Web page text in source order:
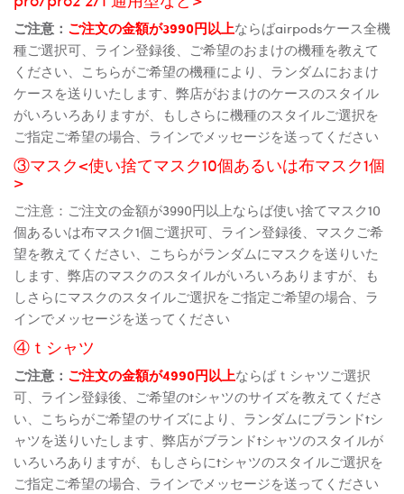
ご注意： ご注文の金額が3990円以上ならばairpodsケース全機
種ご選択可、ライン登録後、ご希望のおまけの機種を教えて
ください、こちらがご希望の機種により、ランダムにおまけ
ケースを送りいたします、弊店がおまけのケースのスタイル
がいろいろありますが、もしさらに機種のスタイルご選択を
ご指定ご希望の場合、ラインでメッセージを送ってください
③マスク<使い捨てマスク10個あるいは布マスク1個
>
ご注意：ご注文の金額が3990円以上ならば使い捨てマスク10
個あるいは布マスク1個ご選択可、ライン登録後、マスクご希
望を教えてください、こちらがランダムにマスクを送りいた
します、弊店のマスクのスタイルがいろいろありますが、も
しさらにマスクのスタイルご選択をご指定ご希望の場合、ラ
インでメッセージを送ってください
④ｔシャツ
ご注意： ご注文の金額が4990円以上ならばｔシャツご選択
可、ライン登録後、ご希望のtシャツのサイズを教えてくださ
い、こちらがご希望のサイズにより、ランダムにブランドtシ
ャツを送りいたします、弊店がブランドtシャツのスタイルが
いろいろありますが、もしさらにtシャツのスタイルご選択を
ご指定ご希望の場合、ラインでメッセージを送ってください